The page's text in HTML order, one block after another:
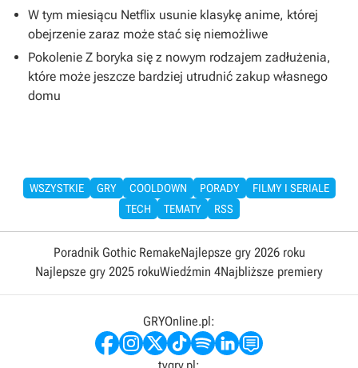
W tym miesiącu Netflix usunie klasykę anime, której
obejrzenie zaraz może stać się niemożliwe
Pokolenie Z boryka się z nowym rodzajem zadłużenia,
które może jeszcze bardziej utrudnić zakup własnego
domu
WSZYSTKIE GRY COOLDOWN PORADY
FILMY I SERIALE
TECH
TEMATY RSS
Poradnik Gothic RemakeNajlepsze gry 2026 roku
Najlepsze gry 2025 rokuWiedźmin 4Najbliższe premiery
GRYOnline.pl:
tvgry.pl: